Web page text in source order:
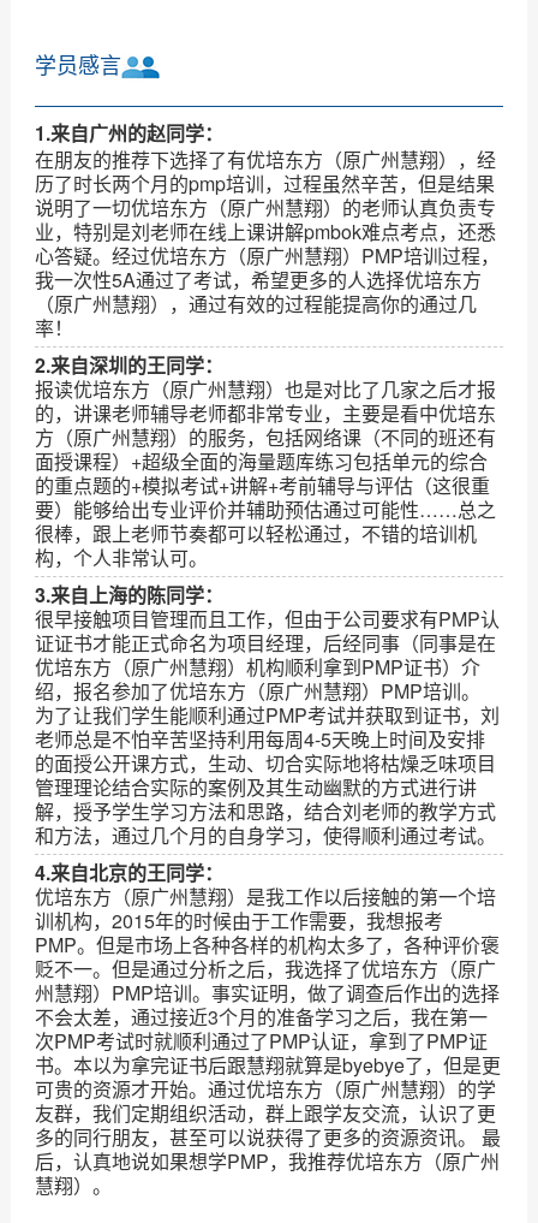
学员感言
1.来自广州的赵同学：
在朋友的推荐下选择了有优培东方（原广州慧翔），经
历了时长两个月的pmp培训，过程虽然辛苦，但是结果
说明了一切优培东方（原广州慧翔）的老师认真负责专
业，特别是刘老师在线上课讲解pmbok难点考点，还悉
心答疑。经过优培东方（原广州慧翔）PMP培训过程，
我一次性5A通过了考试，希望更多的人选择优培东方
（原广州慧翔），通过有效的过程能提高你的通过几
率！
2.来自深圳的王同学：
报读优培东方（原广州慧翔）也是对比了几家之后才报
的，讲课老师辅导老师都非常专业，主要是看中优培东
方（原广州慧翔）的服务，包括网络课（不同的班还有
面授课程）+超级全面的海量题库练习包括单元的综合
的重点题的+模拟考试+讲解+考前辅导与评估（这很重
要）能够给出专业评价并辅助预估通过可能性……总之
很棒，跟上老师节奏都可以轻松通过，不错的培训机
构，个人非常认可。
3.来自上海的陈同学：
很早接触项目管理而且工作，但由于公司要求有PMP认
证证书才能正式命名为项目经理，后经同事（同事是在
优培东方（原广州慧翔）机构顺利拿到PMP证书）介
绍，报名参加了优培东方（原广州慧翔）PMP培训。
为了让我们学生能顺利通过PMP考试并获取到证书，刘
老师总是不怕辛苦坚持利用每周4-5天晚上时间及安排
的面授公开课方式，生动、切合实际地将枯燥乏味项目
管理理论结合实际的案例及其生动幽默的方式进行讲
解，授予学生学习方法和思路，结合刘老师的教学方式
和方法，通过几个月的自身学习，使得顺利通过考试。
4.来自北京的王同学：
优培东方（原广州慧翔）是我工作以后接触的第一个培
训机构，2015年的时候由于工作需要，我想报考
PMP。但是市场上各种各样的机构太多了，各种评价褒
贬不一。但是通过分析之后，我选择了优培东方（原广
州慧翔）PMP培训。事实证明，做了调查后作出的选择
不会太差，通过接近3个月的准备学习之后，我在第一
次PMP考试时就顺利通过了PMP认证，拿到了PMP证
书。本以为拿完证书后跟慧翔就算是byebye了，但是更
可贵的资源才开始。通过优培东方（原广州慧翔）的学
友群，我们定期组织活动，群上跟学友交流，认识了更
多的同行朋友，甚至可以说获得了更多的资源资讯。 最
后，认真地说如果想学PMP，我推荐优培东方（原广州
慧翔）。